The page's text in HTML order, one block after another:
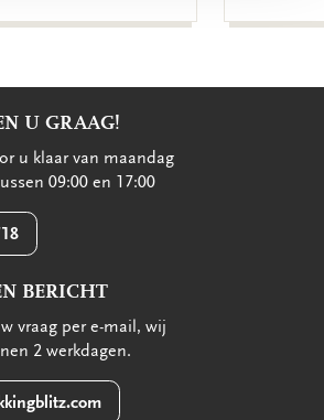
U GRAAG!
u klaar van maandag
09:00 en 17:00
BERICHT
vraag per e-mail, wij
2 werkdagen.